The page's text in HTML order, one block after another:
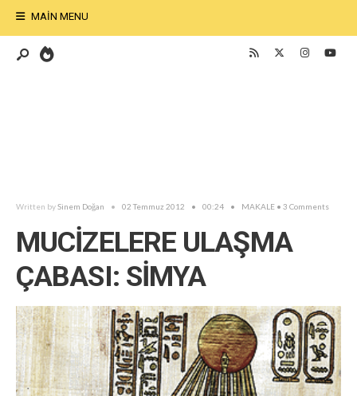
MAIN MENU
Written bySinem Doğan • 02 Temmuz 2012 • 00:24 • MAKALE • 3 Comments
MUCİZELERE ULAŞMA
ÇABASI: SİMYA